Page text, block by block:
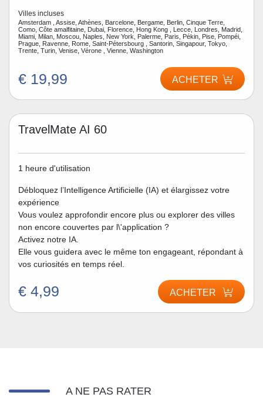
Villes incluses
Amsterdam , Assise, Athènes, Barcelone, Bergame, Berlin, Cinque Terre,
Como, Côte amalfitaine, Dubai, Florence, Hong Kong , Lecce, Londres, Madrid,
Miami, Milan, Moscou, Naples, New York, Palerme, Paris, Pékin, Pise, Pompéi,
Prague, Ravenne, Rome, Saint-Pétersbourg , Santorin, Singapour, Tokyo,
Trente, Turin, Venise, Vérone , Vienne, Washington
€ 19,99 ACHETER
TravelMate AI 60
1 heure d'utilisation
Débloquez l’Intelligence Artificielle (IA) et élargissez votre
expérience
Vous voulez approfondir encore plus ou explorer des villes
non encore couvertes par l\'application ?
Activez notre IA.
Elle vous guidera avec le même ton engageant, répondant à
vos curiosités en temps réel.
€ 4,99 ACHETER
A NE PAS RATER